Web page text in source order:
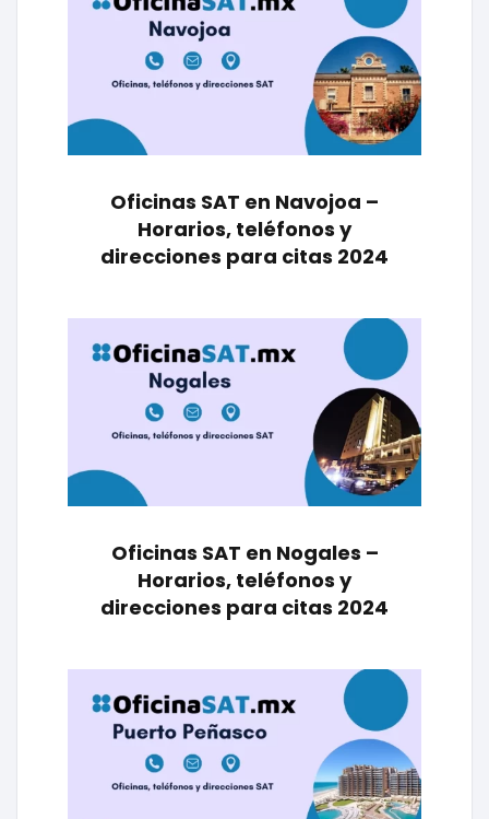
Oficinas SAT en Navojoa –
Horarios, teléfonos y
direcciones para citas 2024
Oficinas SAT en Nogales –
Horarios, teléfonos y
direcciones para citas 2024